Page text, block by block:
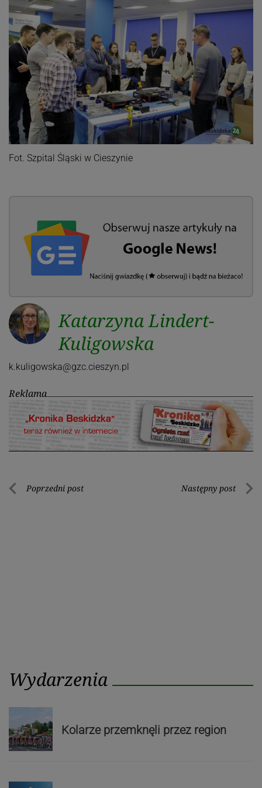
Fot. Szpital Śląski w Cieszynie
Katarzyna Lindert-
Kuligowska
k.kuligowska@gzc.cieszyn.pl
Reklama
Nawigacja
Poprzedni post Następny post
Wydarzenia
Kolarze przemknęli przez region